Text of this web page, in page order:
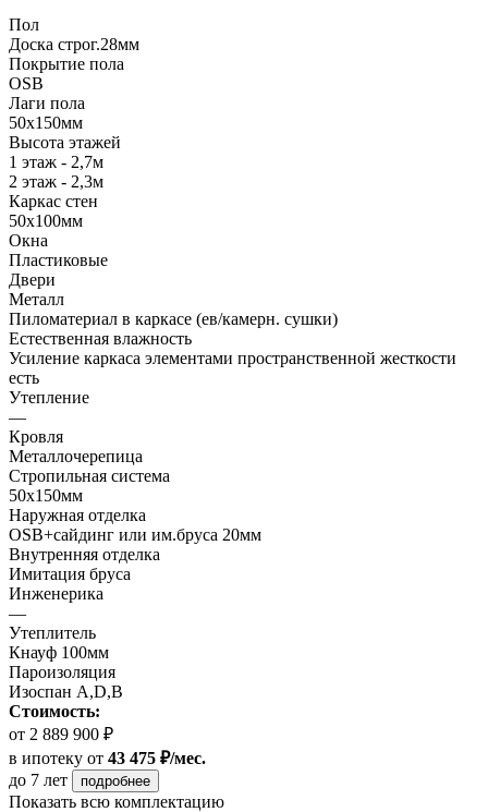
Пол
Доска строг.28мм
Покрытие пола
OSB
Лаги пола
50х150мм
Высота этажей
1 этаж - 2,7м
2 этаж - 2,3м
Каркас стен
50х100мм
Окна
Пластиковые
Двери
Металл
Пиломатериал в каркасе (ев/камерн. сушки)
Естественная влажность
Усиление каркаса элементами пространственной жесткости
есть
Утепление
—
Кровля
Металлочерепица
Стропильная система
50х150мм
Наружная отделка
OSB+сайдинг или им.бруса 20мм
Внутренняя отделка
Имитация бруса
Инженерика
—
Утеплитель
Кнауф 100мм
Пароизоляция
Изоспан А,D,B
Стоимость:
от 2 889 900 ₽
в ипотеку от 43 475 ₽/мес.
до 7 лет
подробнее
Показать всю комплектацию